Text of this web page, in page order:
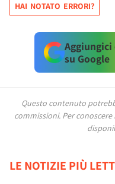
HAI NOTATO ERRORI?
su Google
Questo contenuto
commissioni. Per
LE NOTIZIE PIÙ